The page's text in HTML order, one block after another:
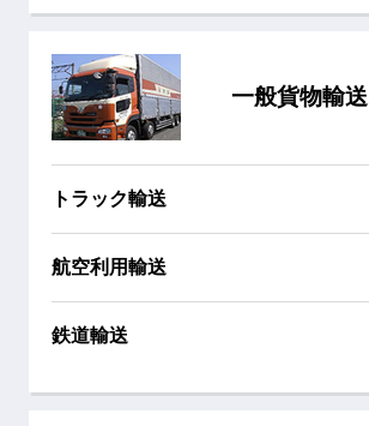
一般貨物輸送
トラック輸送
航空利用輸送
鉄道輸送